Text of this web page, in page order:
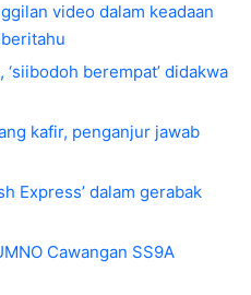
video dalam keadaan
berempat’ didakwa
kafir, penganjur jawab
Express’ dalam gerabak
Cawangan SS9A